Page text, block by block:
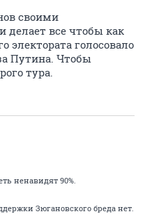
своими
все чтобы как
электората голосовало
Путина. Чтобы
тура.
ненавидят 90%.
Зюгановского бреда нет.